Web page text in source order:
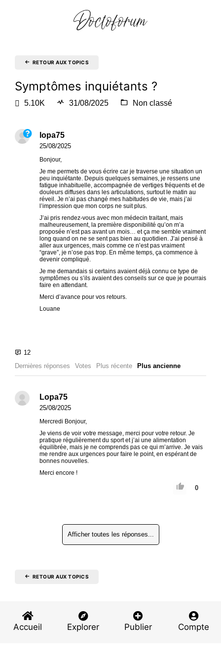
RETOUR AUX TOPICS
Symptômes inquiétants ?
5.10K 31/08/2025 Non classé
lopa75
25/08/2025
Bonjour,
Je me permets de vous écrire car je traverse une situation un
peu inquiétante. Depuis quelques semaines, je ressens une
fatigue inhabituelle, accompagnée de vertiges fréquents et de
douleurs diffuses dans les articulations, surtout le matin au
réveil. Je n’ai pas changé mes habitudes de vie, mais j’ai
l’impression que mon corps ne suit plus.
J’ai pris rendez-vous avec mon médecin traitant, mais
malheureusement, la première disponibilité qu’on m’a
proposée n’est pas avant un mois… et ça me semble vraiment
long quand on ne se sent pas bien au quotidien. J’ai pensé à
aller aux urgences, mais comme ce n’est pas vraiment
“grave”, je n’ose pas trop. En même temps, ça commence à
devenir compliqué.
Je me demandais si certains avaient déjà connu ce type de
symptômes ou s’ils avaient des conseils sur ce que je pourrais
faire en attendant.
Merci d’avance pour vos retours.
Louane
Dernières réponses Votes Plus récente Plus ancienne
Lopa75
25/08/2025
Mercredi Bonjour,
Je viens de voir votre message, merci pour votre retour. Je
pratique régulièrement du sport et j’ai une alimentation
équilibrée, mais je ne comprends pas ce qui m’arrive. Je vais
me rendre aux urgences pour faire le point, en espérant de
bonnes nouvelles.
Merci encore !
0
Afficher toutes les réponses...
RETOUR AUX TOPICS
Accueil Explorer Publier Compte